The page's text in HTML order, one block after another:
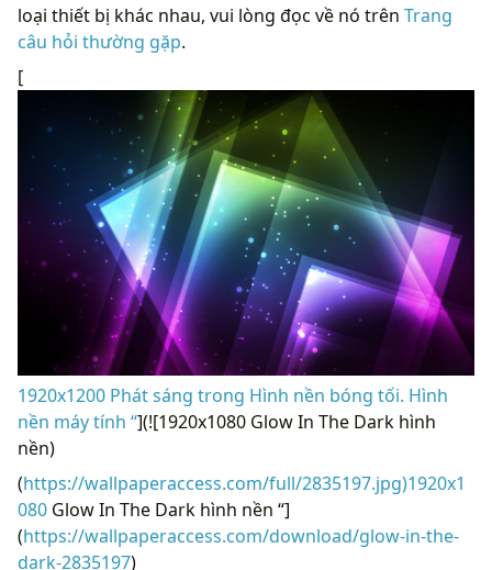
loại thiết bị khác nhau, vui lòng đọc về nó trên Trang
câu hỏi thường gặp.
[
1920x1200 Phát sáng trong Hình nền bóng tối. Hình
nền máy tính “](![1920x1080 Glow In The Dark hình
nền)
(https://wallpaperaccess.com/full/2835197.jpg)1920x1
080 Glow In The Dark hình nền “]
(https://wallpaperaccess.com/download/glow-in-the-
dark-2835197)